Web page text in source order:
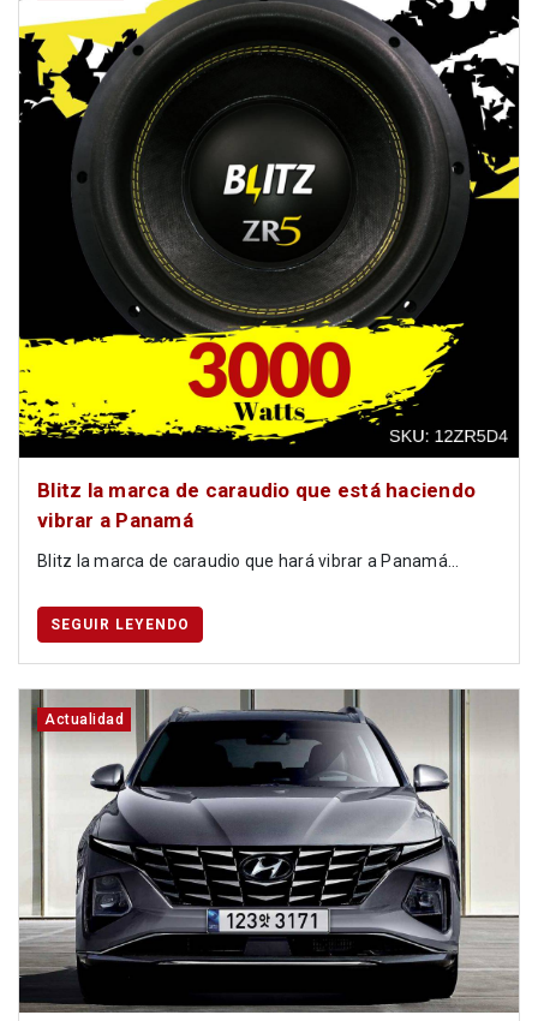
Blitz la marca de caraudio que está haciendo
vibrar a Panamá
Blitz la marca de caraudio que hará vibrar a Panamá...
SEGUIR LEYENDO
Actualidad